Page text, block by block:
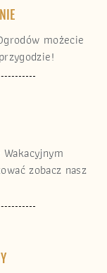
możecie
zobacz nasz